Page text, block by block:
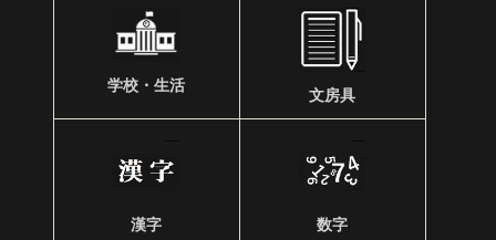
学校・生活
文房具
漢字 数字